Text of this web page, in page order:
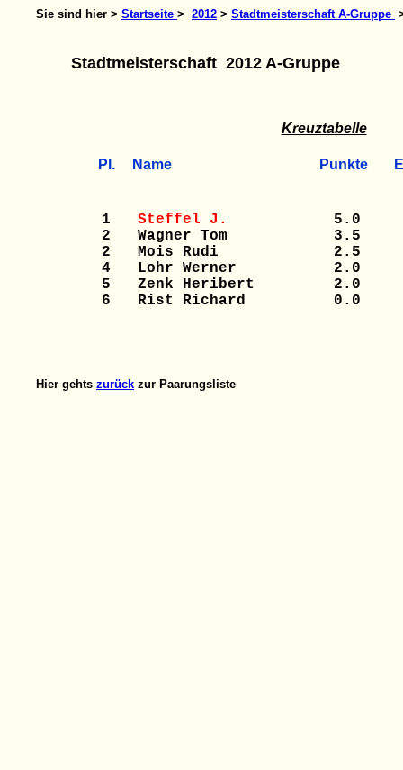
Sie sind hier > Startseite > 2012 > Stadtmeisterschaft A-Gruppe
Stadtmeisterschaft 2012 A-Gruppe
Kreuztabelle
Pl. Name Punkte
1
Steffel J.
2 Wagner Tom
2 Mois Rudi
4 Lohr Werner
5 Zenk Heribert
6 Rist Richard
5.0
3.5
2.5
2.0
2.0
0.0
Hier gehts zurück zur Paarungsliste